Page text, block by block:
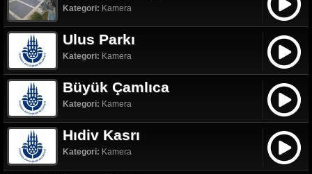
Kategori: Kamera
Ulus Parkı
Kategori: Kamera
Büyük Çamlıca
Kategori: Kamera
Hıdiv Kasrı
Kategori: Kamera